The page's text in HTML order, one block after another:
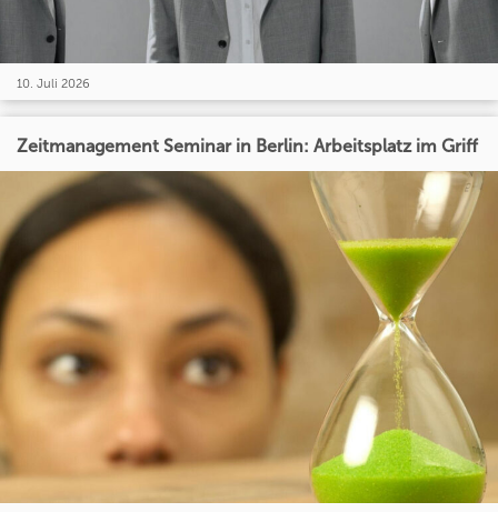
10. Juli 2026
Zeitmanagement Seminar in Berlin: Arbeitsplatz im Griff